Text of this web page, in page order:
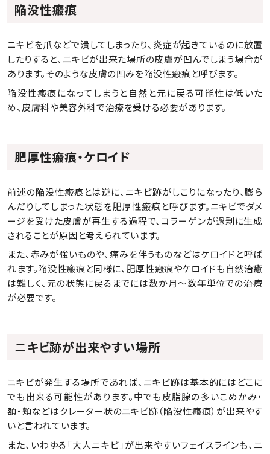
陥没性瘢痕
ニキビを爪などで潰してしまったり、炎症が起きているのに放置
したりすると、ニキビが出来た場所の皮膚が凹んでしまう場合が
あります。そのような皮膚の凹みを陥没性瘢痕と呼びます。
陥没性瘢痕になってしまうと自然と元に戻る可能性は低いた
め、皮膚科や美容外科で治療を受ける必要があります。
肥厚性瘢痕・ケロイド
前述の陥没性瘢痕とは逆に、ニキビ跡がしこりになったり、膨ら
んだりしてしまった状態を肥厚性瘢痕と呼びます。ニキビでダメ
ージを受けた皮膚が再生する過程で、コラーゲンが過剰に生成
されることが原因と考えられています。
また、赤みが強いものや、痛みを伴うものなどはケロイドと呼ば
れます。陥没性瘢痕と同様に、肥厚性瘢痕やケロイドも自然治癒
は難しく、元の状態に戻るまでには数か月～数年単位での治療
が必要です。
ニキビ跡が出来やすい場所
ニキビが発生する場所であれば、ニキビ跡は基本的にはどこに
でも出来る可能性があります。中でも皮脂腺の多いこめかみ・
額・頬などはクレーター状のニキビ跡（陥没性瘢痕）が出来やす
いと言われています。
また、いわゆる「大人ニキビ」が出来やすいフェイスラインも、ニ